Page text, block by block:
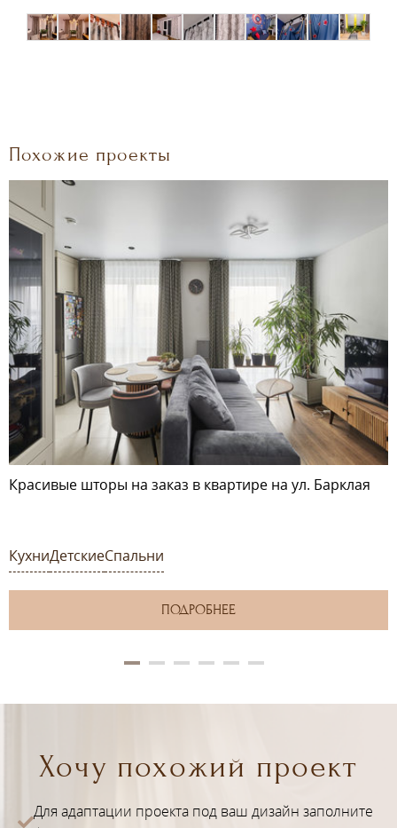
Похожие проекты
Красивые шторы на заказ в квартире на ул. Барклая
КухниДетскиеСпальни
ПОДРОБНЕЕ
Хочу похожий проект
Для адаптации проекта под ваш дизайн заполните